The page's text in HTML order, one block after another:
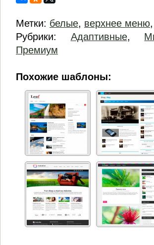
Метки: белые, верхнее меню,
Рубрики: Адаптивные,
Премиум
Похожие шаблоны: